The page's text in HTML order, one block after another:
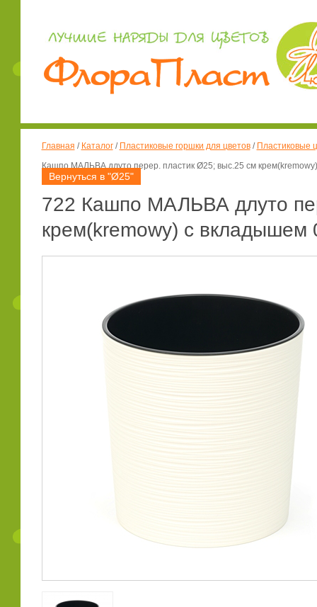
Главная / Каталог/ Пластиковые горшки для цветов/ Пластиковые
Кашпо МАЛЬВА длуто перер. пластик Ø25; выс.25 см
Вернуться в "Ø25"
722 Кашпо МАЛЬВА длуто
крем(kremowy) с вкладышем